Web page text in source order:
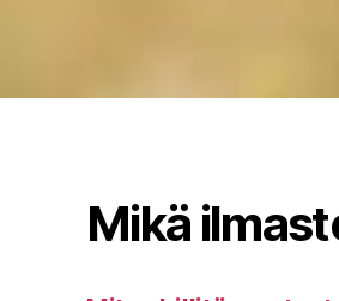
Mikä